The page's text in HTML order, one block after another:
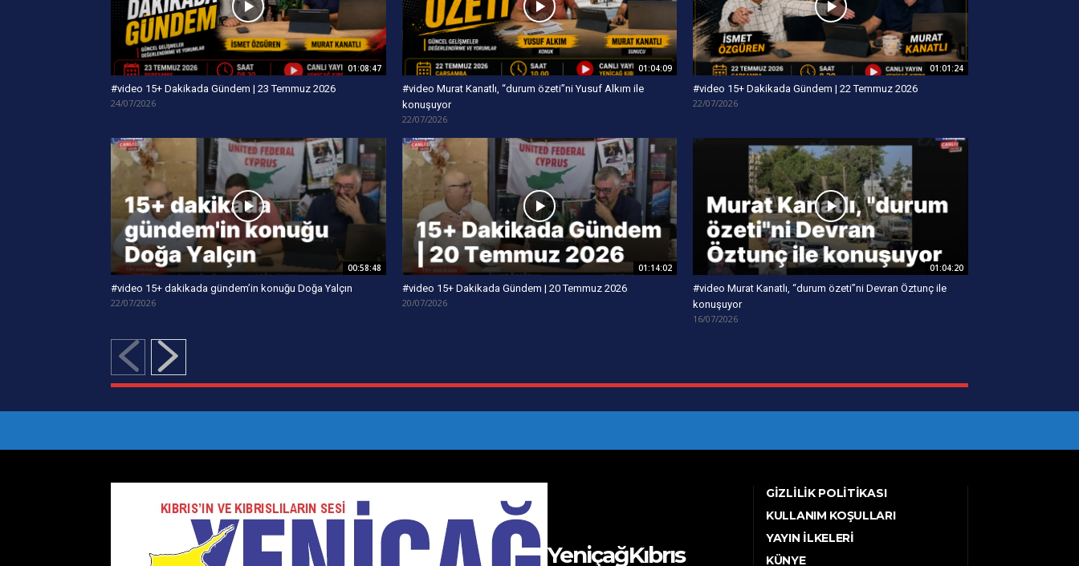
01:08:47
#video 15+ Dakikada Gündem | 23 Temmuz 2026
24/07/2026
01:04:09
#video Murat Kanatlı, “durum özeti”ni Yusuf Alkım ile
konuşuyor
22/07/2026
01:01:24
#video 15+ Dakikada Gündem | 22 Temmuz 2026
22/07/2026
00:58:48
#video 15+ dakikada gündem’in konuğu Doğa Yalçın
22/07/2026
01:14:02
#video 15+ Dakikada Gündem | 20 Temmuz 2026
20/07/2026
01:04:20
#video Murat Kanatlı, “durum özeti”ni Devran Öztunç ile
konuşuyor
16/07/2026
YeniçağKıbrıs
GIZLILIK POLITIKASI
KULLANIM KOŞULLARI
YAYIN İLKELERI
KÜNYE